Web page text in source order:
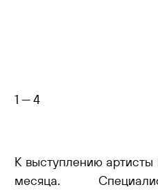
1 —4
К выступлению артисты
месяца.